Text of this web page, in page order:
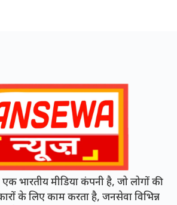
भारतीय मीडिया कंपनी है, जो लोगों की
के लिए काम करता है, जनसेवा विभिन्न